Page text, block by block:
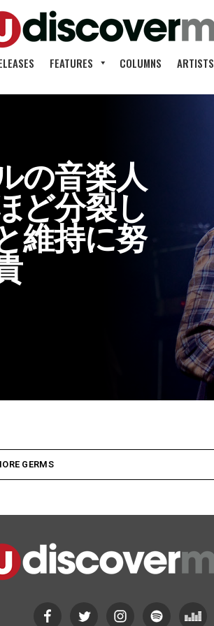
FEATURES COLUMNS ARTISTS
の音楽人
ど分裂し
維持に努
GERMS